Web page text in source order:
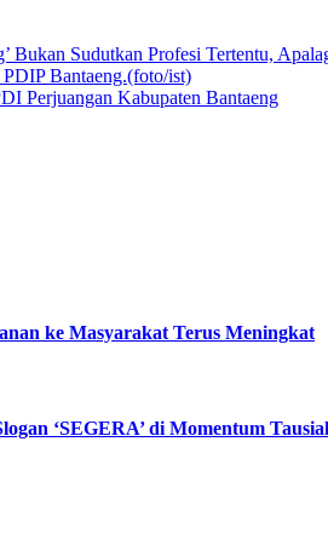
Bukan Sudutkan Profesi Tertentu,
Perjuangan Kabupaten Bantaeng
ke Masyarakat Terus Meningkat
‘SEGERA’ di Momentum